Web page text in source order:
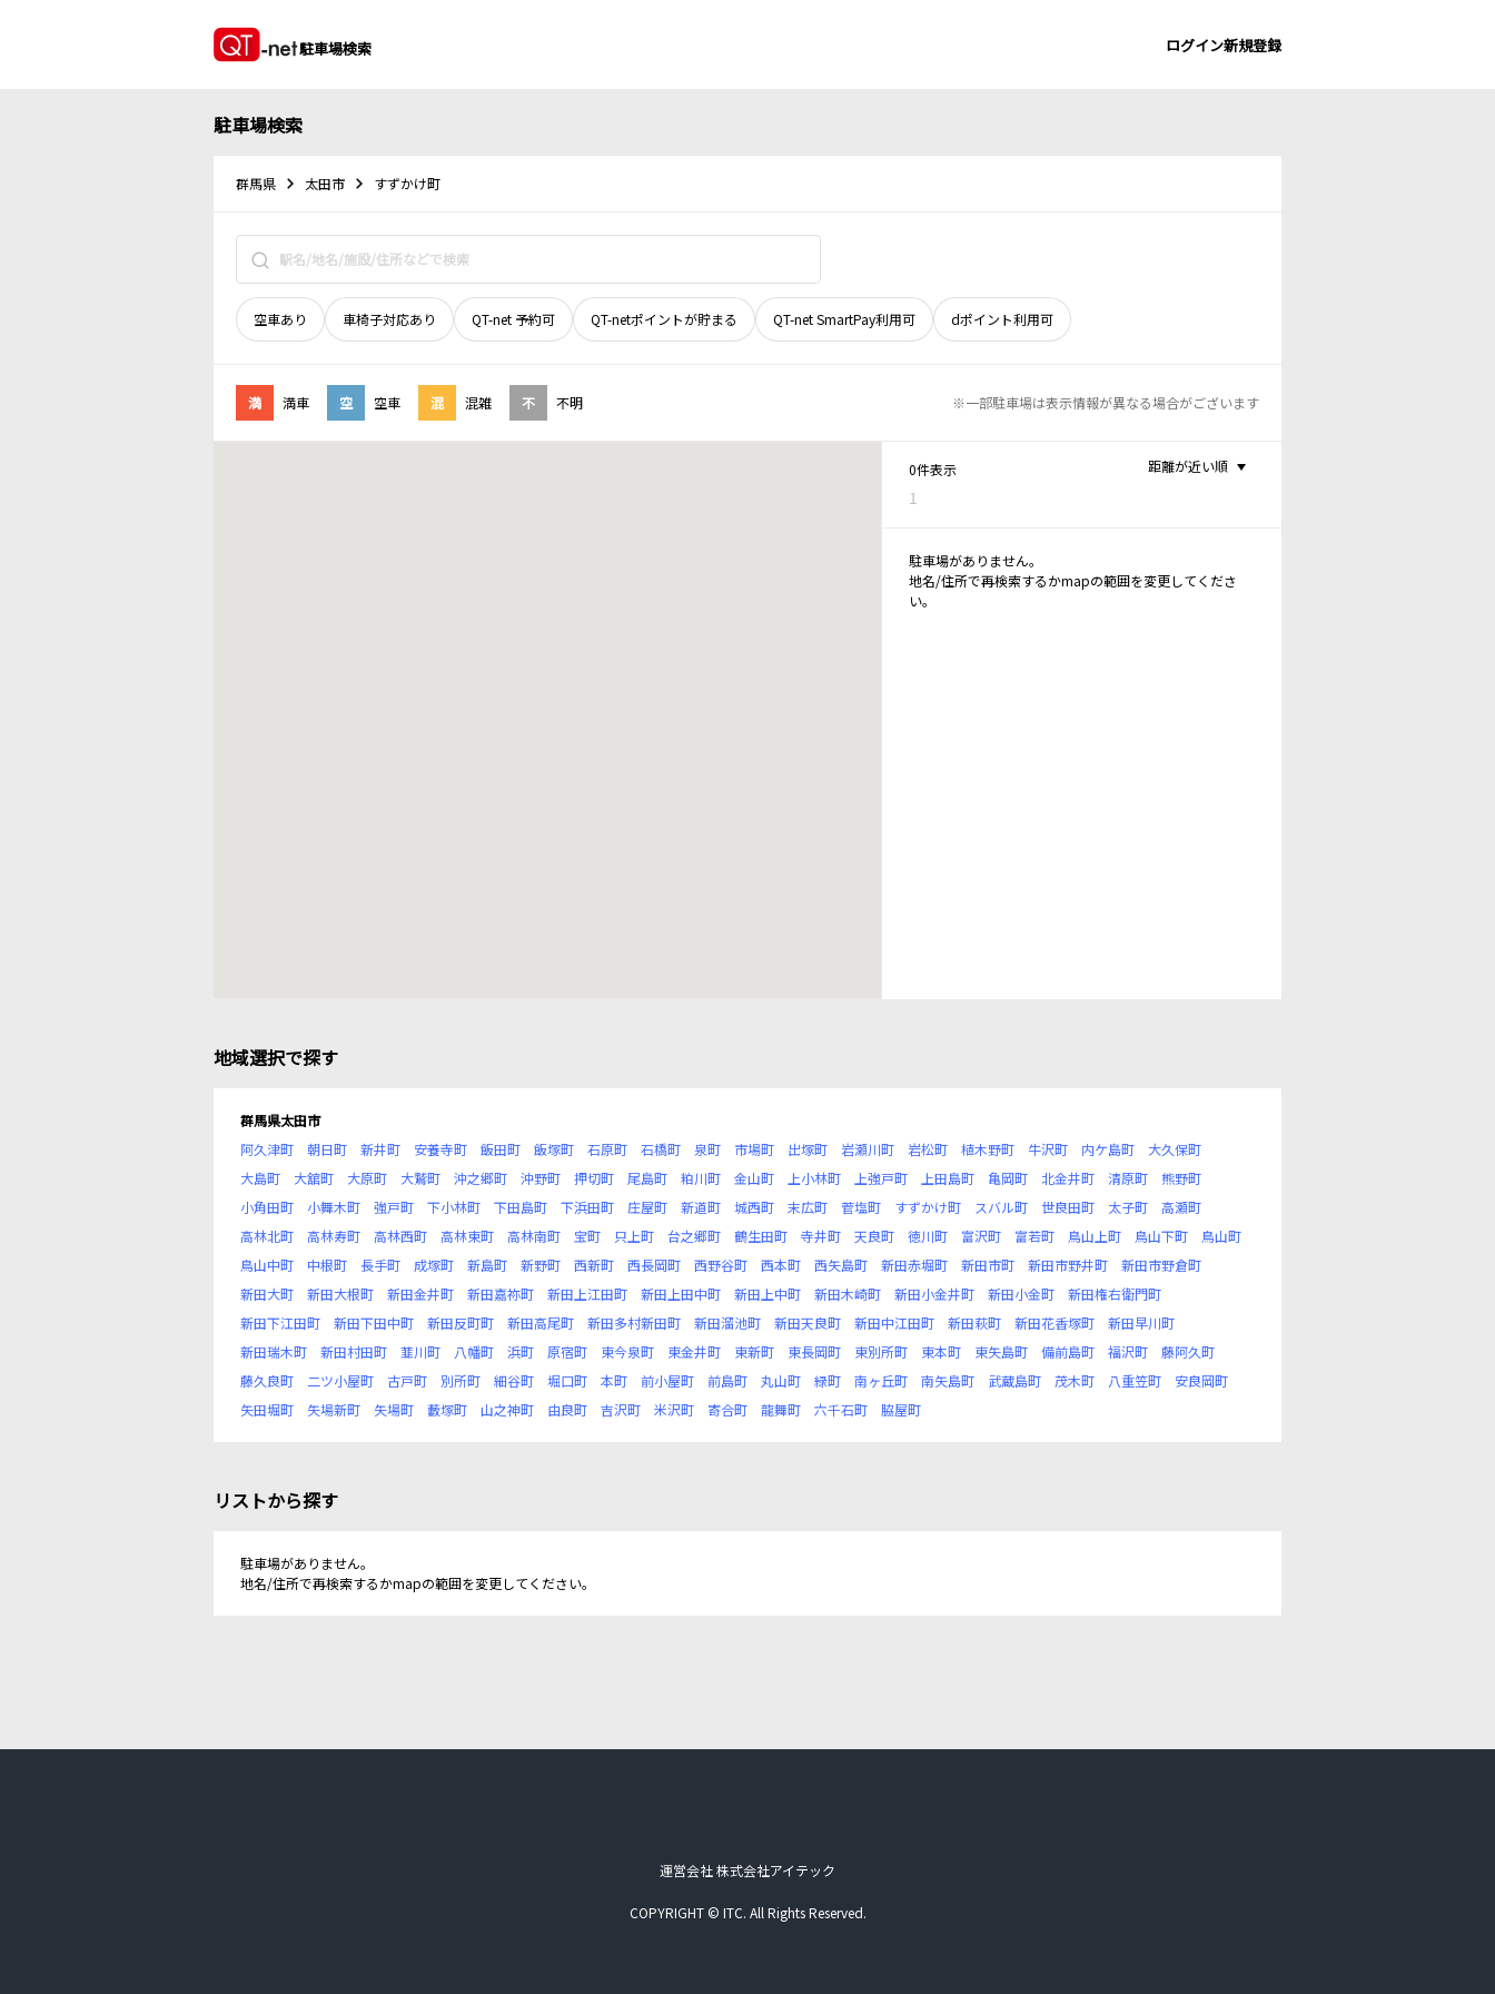
駐車場検索 ログイン新規登録
駐車場検索
群馬県 太田市 すずかけ町
空車あり 車椅子対応あり QT-net 予約可 QT-netポイントが貯まる QT-net SmartPay利用可 dポイント利用可
満 満車 空 空車 混 混雑 不 不明 ※一部駐車場は表示情報が異なる場合がございます
0件表示
1
距離が近い順
駐車場がありません。
地名/住所で再検索するかmapの範囲を変更してくださ
い。
地域選択で探す
群馬県太田市
阿久津町
朝日町 新井町 安養寺町 飯田町 飯塚町 石原町 石橋町 泉町 市場町 出塚町 岩瀬川町 岩松町 植木野町 牛沢町 内ケ島町
大久保町
大島町
大舘町 大原町 大鷲町 沖之郷町 沖野町 押切町 尾島町 粕川町 金山町 上小林町 上強戸町 上田島町 亀岡町 北金井町 清原町
熊野町
小角田町
小舞木町 強戸町 下小林町 下田島町 下浜田町 庄屋町 新道町 城西町 末広町 菅塩町 すずかけ町 スバル町 世良田町 太子町
高瀬町
高林北町
高林寿町 高林西町 高林東町 高林南町 宝町 只上町 台之郷町 鶴生田町 寺井町 天良町 徳川町 富沢町 富若町 鳥山上町 鳥山下町
鳥山町
鳥山中町
中根町 長手町 成塚町 新島町 新野町 西新町 西長岡町 西野谷町 西本町 西矢島町 新田赤堀町 新田市町 新田市野井町
新田市野倉町
新田大町
新田大根町 新田金井町 新田嘉祢町 新田上江田町 新田上田中町 新田上中町 新田木崎町 新田小金井町 新田小金町
新田権右衛門町
新田下江田町
新田下田中町 新田反町町 新田高尾町 新田多村新田町 新田溜池町 新田天良町 新田中江田町 新田萩町 新田花香塚町
新田早川町
新田瑞木町
新田村田町 韮川町 八幡町 浜町 原宿町 東今泉町 東金井町 東新町 東長岡町 東別所町 東本町 東矢島町 備前島町 福沢町
藤阿久町
藤久良町
二ツ小屋町 古戸町 別所町 細谷町 堀口町 本町 前小屋町 前島町 丸山町 緑町 南ヶ丘町 南矢島町 武蔵島町 茂木町 八重笠町
安良岡町
矢田堀町
矢場新町 矢場町 藪塚町 山之神町 由良町 吉沢町 米沢町 寄合町 龍舞町 六千石町 脇屋町
リストから探す
駐車場がありません。
地名/住所で再検索するかmapの範囲を変更してください。
運営会社 株式会社アイテック
COPYRIGHT © ITC. All Rights Reserved.